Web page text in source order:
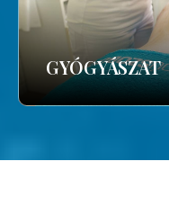
GYÓGYÁSZAT